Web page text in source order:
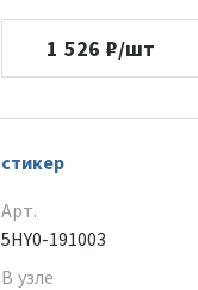
1 526 ₽/шт
стикер
Арт.
5HY0-191003
В узле